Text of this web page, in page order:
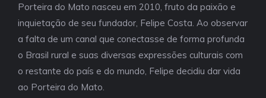
Porteira do Mato nasceu em 2010, fruto da paixão e
inquietação de seu fundador, Felipe Costa. Ao observar
a falta de um canal que conectasse de forma profunda
o Brasil rural e suas diversas expressões culturais com
o restante do país e do mundo, Felipe decidiu dar vida
ao Porteira do Mato.